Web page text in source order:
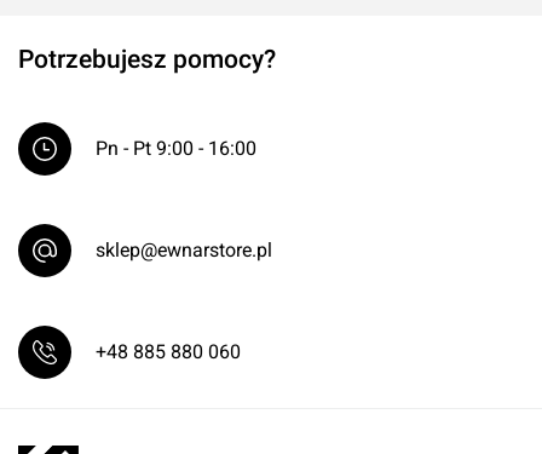
Potrzebujesz pomocy?
Pn - Pt 9:00 - 16:00
sklep@ewnarstore.pl
+48 885 880 060